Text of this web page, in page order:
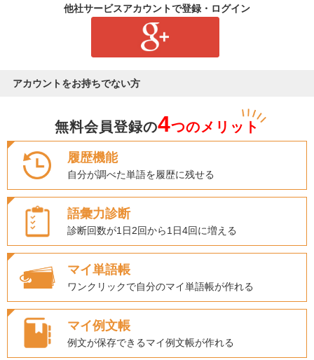
他社サービスアカウントで登録・ログイン
アカウントをお持ちでない方
無料会員登録の4つのメリット
履歴機能
自分が調べた単語を履歴に残せる
語彙力診断
診断回数が1日2回から1日4回に増える
マイ単語帳
ワンクリックで自分のマイ単語帳が作れる
マイ例文帳
例文が保存できるマイ例文帳が作れる